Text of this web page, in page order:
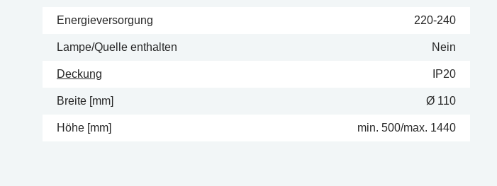
Energieversorgung 220-240
Lampe/Quelle enthalten Nein
Deckung IP20
Breite [mm] Ø 110
Höhe [mm] min. 500/max. 1440